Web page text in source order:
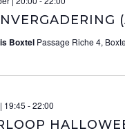
Boxtel Passage Riche 4,
19:45 -22:00